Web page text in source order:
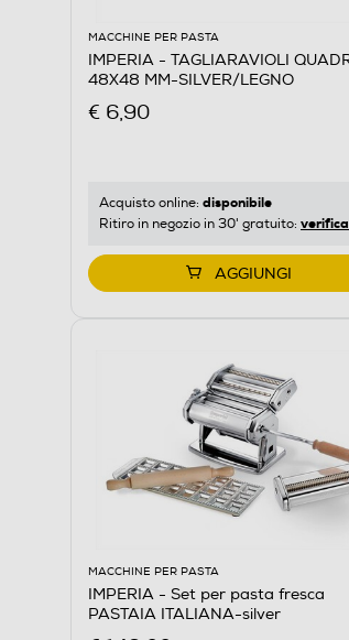
MACCHINE PER PASTA
IMPERIA - TAGLIARAVIOLI QUADRO
48X48 MM-SILVER/LEGNO
€ 6,90
Acquisto online: disponibile
Ritiro in negozio in 30' gratuito: verifica
AGGIUNGI
MACCHINE PER PASTA
IMPERIA - Set per pasta fresca
PASTAIA ITALIANA-silver